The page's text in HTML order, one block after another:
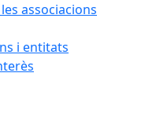
associacions
i entitats